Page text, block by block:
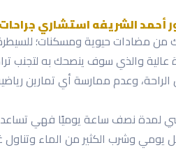
أحمد الشريفه استشاري
مضادات حيوية ومسكنات؛
والذي سوف ينصحك به لتجنب
وعدم ممارسة أي تمارين
لمدة نصف ساعة يوميًا فهي تساعد
يومي وشرب الكثير من الماء